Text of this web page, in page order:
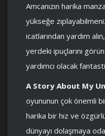
Amcanızın harika
yükseğe
icatlarından yardım
yerdeki ipuçlarını
yardımcı olacak
A Story About My
oyununun çok önemli
harika bir hız ve
dünyayı dolaşmaya